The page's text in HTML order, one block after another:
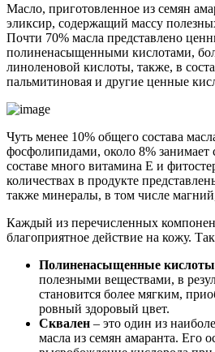
Масло, приготовленное из семян
эликсир, содержащий массу
Почти 70% масла представлено
полиненасыщенными кислотами,
линоленовой кислоты, также, в
пальмитиновая и другие ценные
Чуть менее 10% общего состава
фосфолипидами, около 8% занимает
составе много витамина E и
количествах в продукте
также минералы, в том числе
Каждый из перечисленных
благоприятное действие на кожу.
Полиненасыщенные кислоты
полезными веществами, в
становится более мягким,
ровный здоровый цвет.
Сквален – это один из
масла из семян амаранта. Его